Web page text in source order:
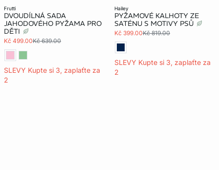
frutti
DVOUDÍLNÁ SADA
JAHODOVÉHO PYŽAMA PRO
DĚTI
Kč 499.00Kč 639.00
SLEVY Kupte si 3, zaplaťte za
2
hailey
PYŽAMOVÉ KALHOTY ZE
SATÉNU S MOTIVY PSŮ
Kč 399.00Kč 819.00
SLEVY Kupte si 3, zaplaťte za
2